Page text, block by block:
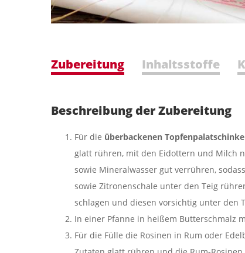
Zubereitung Inhaltsstoffe
Beschreibung der Zubereitung
Für die überbackenen
glatt rühren, mit den Eidottern und Milch
sowie Mineralwasser gut verrühren,
sowie Zitronenschale unter den Teig
schlagen und diesen vorsichtig unter den
In einer Pfanne in heißem Butterschmalz
Für die Fülle die Rosinen in Rum oder